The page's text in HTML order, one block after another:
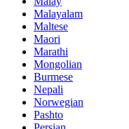
Malayalam
Maltese
Maori
Marathi
Mongolian
Burmese
Nepali
Norwegian
Pashto